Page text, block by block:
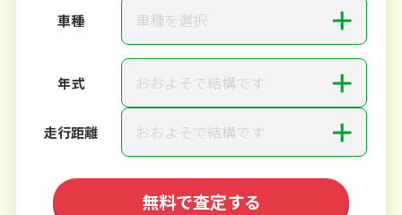
車種 車種を選択 ＋
年式 おおよそで結構です ＋
走行距離 おおよそで結構です ＋
無料で査定する